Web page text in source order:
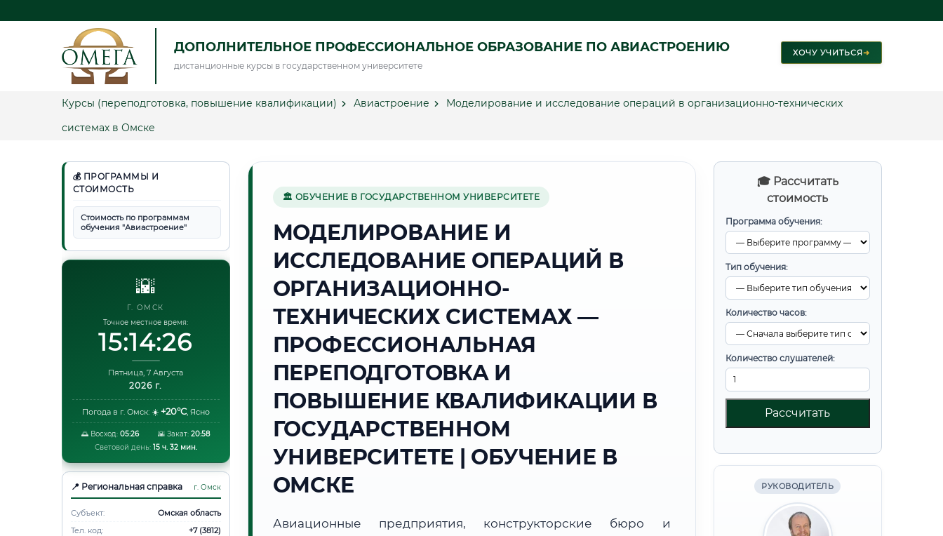
ДОПОЛНИТЕЛЬНОЕ ПРОФЕССИОНАЛЬНОЕ ОБРАЗОВАНИЕ ПО АВИАСТРОЕНИЮ
дистанционные курсы в государственном университете
ХОЧУ УЧИТЬСЯ➜
Курсы (переподготовка, повышение квалификации) Авиастроение
Моделирование и исследование операций в организационно-технических
системах в Омске
💰 ПРОГРАММЫ И
СТОИМОСТЬ
Стоимость по программам
обучения "Авиастроение"
🌇
Г. ОМСК
Точное местное время:
15:14:27
Пятница, 7 Августа
2026 г.
Погода в г. Омск: ☀️ +20°C, Ясно
🌅 Восход: 05:26 🌇 Закат: 20:58
Световой день: 15 ч. 32 мин.
📍 Региональная справка г. Омск
Субъект:
Омская область
Тел. код:
+7 (3812)
🎓 Рассчитать
стоимость
Программа обучения:
Тип обучения:
Количество часов:
Количество слушателей:
Рассчитать
РУКОВОДИТЕЛЬ
🏛 ОБУЧЕНИЕ В ГОСУДАРСТВЕННОМ УНИВЕРСИТЕТЕ
МОДЕЛИРОВАНИЕ И
ИССЛЕДОВАНИЕ ОПЕРАЦИЙ В
ОРГАНИЗАЦИОННО-
ТЕХНИЧЕСКИХ СИСТЕМАХ —
ПРОФЕССИОНАЛЬНАЯ
ПЕРЕПОДГОТОВКА И
ПОВЫШЕНИЕ КВАЛИФИКАЦИИ В
ГОСУДАРСТВЕННОМ
УНИВЕРСИТЕТЕ | ОБУЧЕНИЕ В
ОМСКЕ
Авиационные предприятия, конструкторские бюро и